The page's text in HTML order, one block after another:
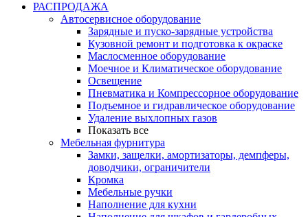
РАСПРОДАЖА
Автосервисное оборудование
Зарядные и пуско-зарядные устройства
Кузовной ремонт и подготовка к окраске
Маслосменное оборудование
Моечное и Климатическое оборудование
Освещение
Пневматика и Компрессорное оборудование
Подъемное и гидравлическое оборудование
Удаление выхлопных газов
Показать все
Мебельная фурнитура
Замки, защелки, амортизаторы, демпферы,
доводчики, ограничители
Кромка
Мебельные ручки
Наполнение для кухни